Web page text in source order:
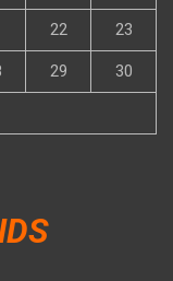
22 23
29 30